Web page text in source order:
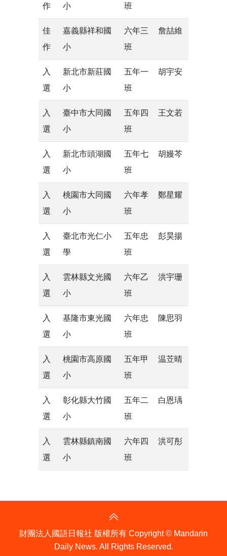
作
小
班
佳
作
嘉義縣祥和國
小
六年三
班
詹喆維
入
選
新北市新莊國
小
五年一
班
胡宇安
入
選
臺中市大同國
小
五年四
班
王文若
入
選
新北市頭湖國
小
五年七
班
胡嫚芩
入
選
桃園市大同國
小
六年孝
班
鄭星耀
入
選
臺北市光仁小
學
五年忠
班
彭昊揚
入
選
雲林縣文光國
小
六年乙
班
洪宇珊
入
選
基隆市東光國
小
六年忠
班
陳思羽
入
選
桃園市高原國
小
五年甲
班
温苙晴
入
選
彰化縣大竹國
小
五年二
班
白恩瑀
入
選
雲林縣鎮南國
小
六年四
班
洪可彤
財團法人國語日報社 版權所有 Copyright © Mandarin
Daily News. All Rights Reserved.